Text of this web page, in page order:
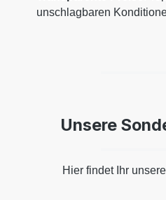
unschlagbaren
Unsere
Hier findet Ihr